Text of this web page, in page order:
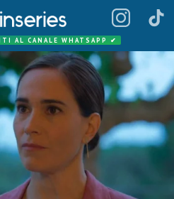
AL CANALE WHATSAPP ✔